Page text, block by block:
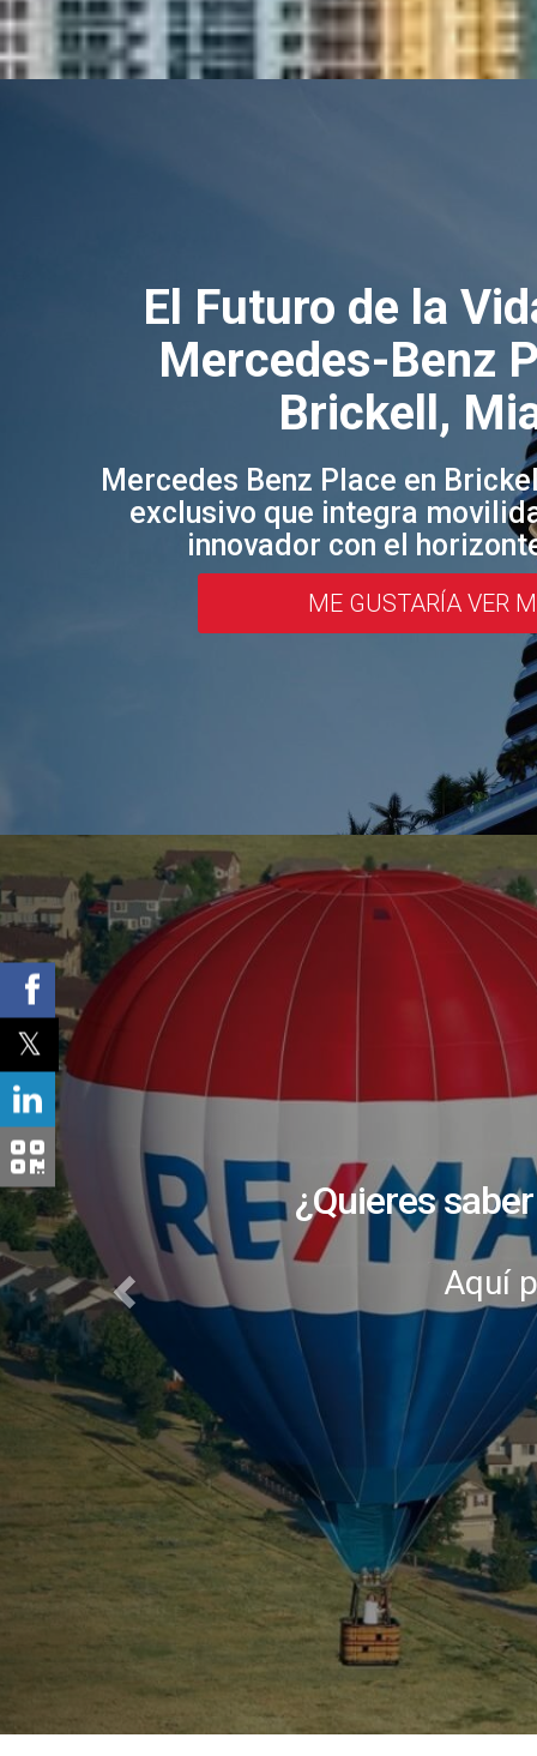
El Futuro de la
Mercedes-Benz
Brickell,
Mercedes Benz Place en
exclusivo que integra
innovador con el
ME GUSTARÍA VER
¿Deseas